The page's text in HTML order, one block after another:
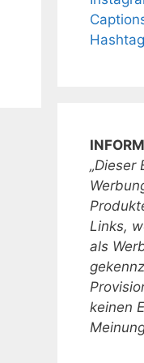
„Dieser
Links,
als
keinen